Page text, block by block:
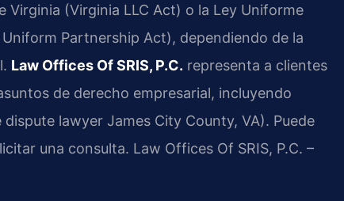
Virginia (Virginia LLC Act) o la Ley Uniforme
Partnership Act), dependiendo de la
Law Offices Of SRIS, P.C. representa a clientes
de derecho empresarial, incluyendo
lawyer James City County, VA). Puede
una consulta. Law Offices Of SRIS, P.C. –